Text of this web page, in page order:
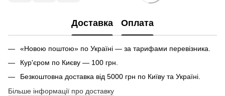
Доставка Оплата
«Новою поштою» по Україні — за тарифами перевізника.
Кур'єром по Києву — 100 грн.
Безкоштовна доставка від 5000 грн по Київу та Україні.
Більше інформації про доставку